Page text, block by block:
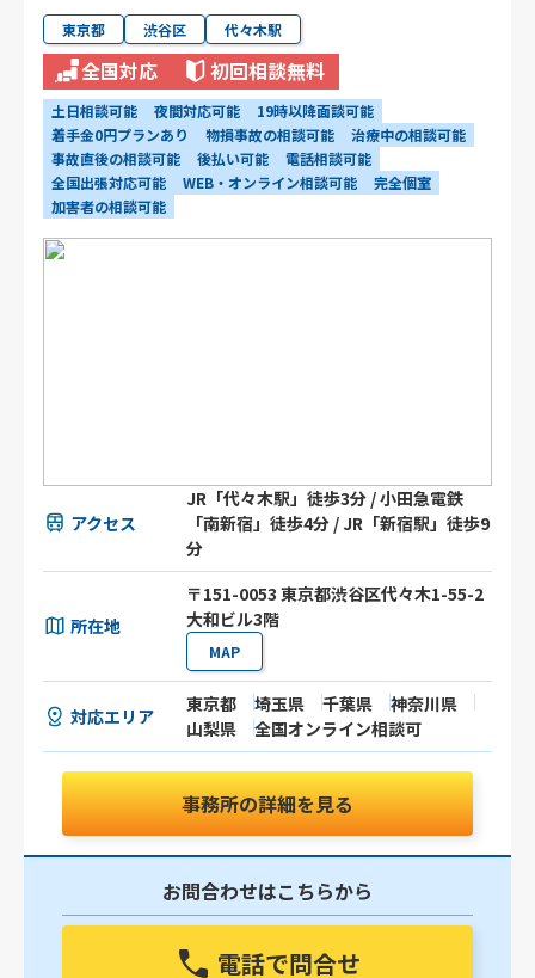
東京都 渋谷区 代々木駅
全国対応 初回相談無料
土日相談可能 夜間対応可能
19時以降面談可能
着手金0円プランあり
物損事故の相談可能
治療中の相談可能
事故直後の相談可能
後払い可能
電話相談可能
全国出張対応可能
WEB・オンライン相談可能
完全個室
加害者の相談可能
アクセス
JR「代々木駅」徒歩3分 / 小田急電鉄
「南新宿」徒歩4分 / JR「新宿駅」徒歩9
分
所在地
〒151-0053 東京都渋谷区代々木1-55-2
大和ビル3階
MAP
対応エリア
東京都 埼玉県 千葉県
神奈川県
山梨県
全国オンライン相談可
事務所の詳細を見る
お問合わせはこちらから
電話で問合せ